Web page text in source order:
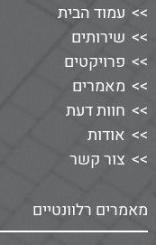
עמוד הבית
שירותים
פרויקטים
מאמרים
חוות דעת
אודות
צור קשר
מאמרים רלוונטיים